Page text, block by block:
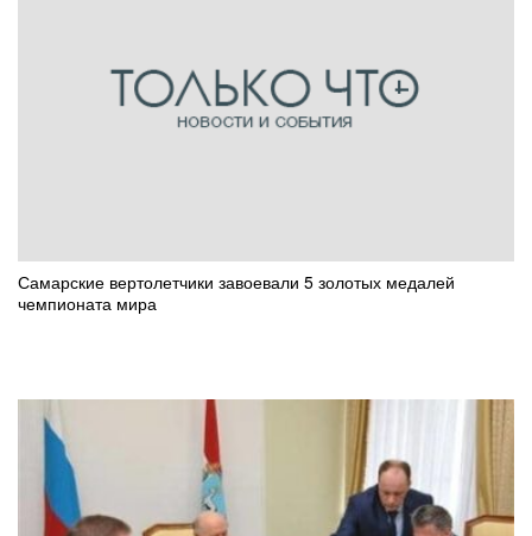
Самарские вертолетчики завоевали 5 золотых медалей
чемпионата мира